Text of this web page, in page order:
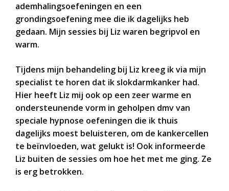
ademhalingsoefeningen en een
grondingsoefening mee die ik dagelijks heb
gedaan. Mijn sessies bij Liz waren begripvol en
warm.
Tijdens mijn behandeling bij Liz kreeg ik via mijn
specialist te horen dat ik slokdarmkanker had.
Hier heeft Liz mij ook op een zeer warme en
ondersteunende vorm in geholpen dmv van
speciale hypnose oefeningen die ik thuis
dagelijks moest beluisteren, om de kankercellen
te beïnvloeden, wat gelukt is! Ook informeerde
Liz buiten de sessies om hoe het met me ging. Ze
is erg betrokken.